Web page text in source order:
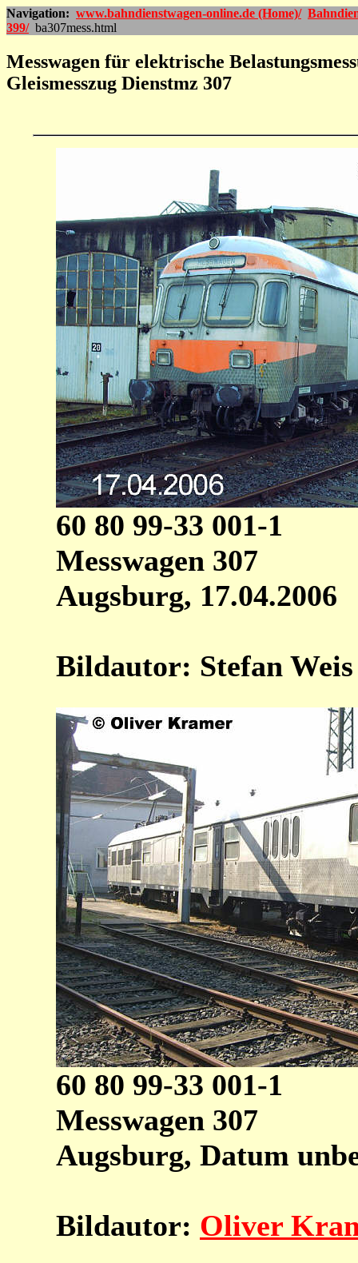
Navigation: www.bahndienstwagen-online.de (Home)/
399/ ba307mess.html
Messwagen für elektrische
Gleismesszug Dienstmz 307
60 80 99-33 001-1
Messwagen 307
Augsburg, 17.04.2006
Bildautor: Stefan Weis
60 80 99-33 001-1
Messwagen 307
Augsburg, Datum
Bildautor: Oliver